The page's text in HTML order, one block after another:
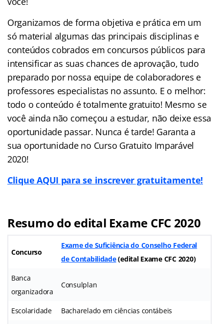
Organizamos de forma objetiva e prática em um
só material algumas das principais disciplinas e
conteúdos cobrados em concursos públicos para
intensificar as suas chances de aprovação, tudo
preparado por nossa equipe de colaboradores e
professores especialistas no assunto. E o melhor:
todo o conteúdo é totalmente gratuito! Mesmo se
você ainda não começou a estudar, não deixe essa
oportunidade passar. Nunca é tarde! Garanta a
sua oportunidade no Curso Gratuito Imparável
2020!
Clique AQUI para se inscrever gratuitamente!
Resumo do edital Exame CFC 2020
Concurso
Exame de Suficiência do Conselho Federal
de Contabilidade(edital Exame CFC 2020)
Banca
organizadora
Consulplan
Escolaridade Bacharelado em ciências contábeis